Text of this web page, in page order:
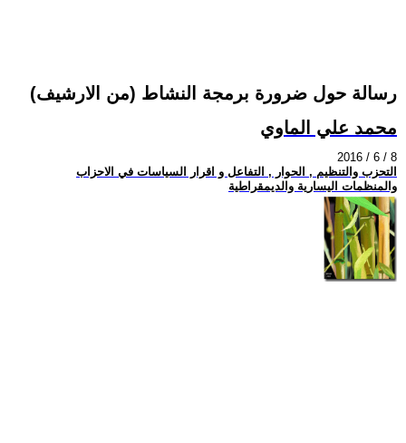
رسالة حول ضرورة برمجة النشاط (من الارشيف)
محمد علي الماوي
2016 / 6 / 8
التحزب والتنظيم , الحوار , التفاعل و اقرار السياسات في الاحزاب
والمنظمات اليسارية والديمقراطية